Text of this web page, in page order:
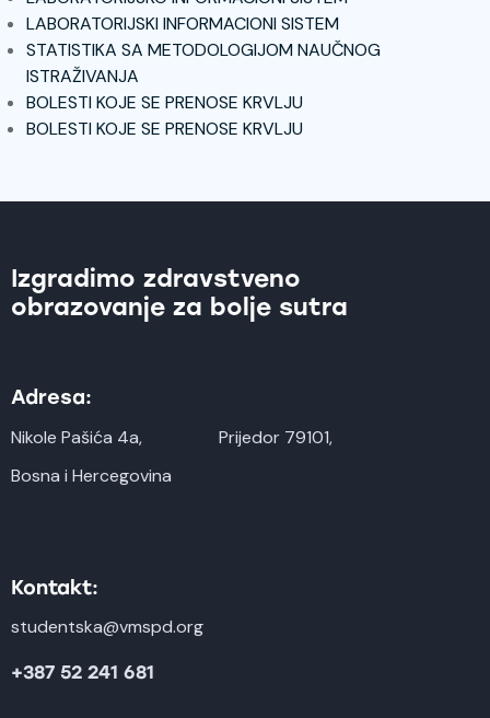
LABORATORIJSKI INFORMACIONI SISTEM
STATISTIKA SA METODOLOGIJOM NAUČNOG
ISTRAŽIVANJA
BOLESTI KOJE SE PRENOSE KRVLJU
BOLESTI KOJE SE PRENOSE KRVLJU
Izgradimo zdravstveno
obrazovanje za bolje sutra
Adresa:
Nikole Pašića 4a,
Prijedor 79101,
Bosna i Hercegovina
Kontakt:
studentska@vmspd.org
+387 52 241 681